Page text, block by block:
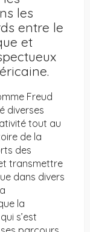
les
entre le
et
Freud
diverses
tout au
de la
des
transmettre
dans divers
la
s’est